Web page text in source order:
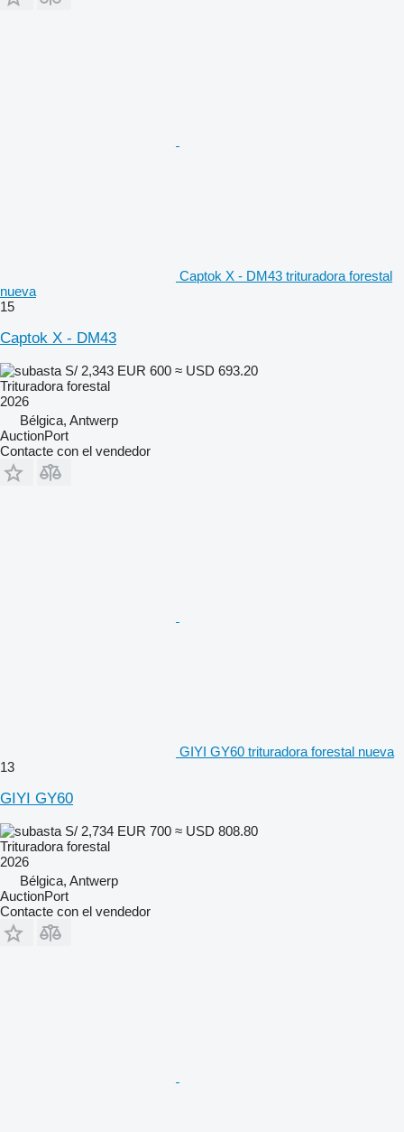
Captok X - DM43 trituradora forestal
nueva
15
Captok X - DM43
S/ 2,343 EUR 600 ≈ USD 693.20
Trituradora forestal
2026
Bélgica, Antwerp
AuctionPort
Contacte con el vendedor
GIYI GY60 trituradora forestal nueva
13
GIYI GY60
S/ 2,734 EUR 700 ≈ USD 808.80
Trituradora forestal
2026
Bélgica, Antwerp
AuctionPort
Contacte con el vendedor